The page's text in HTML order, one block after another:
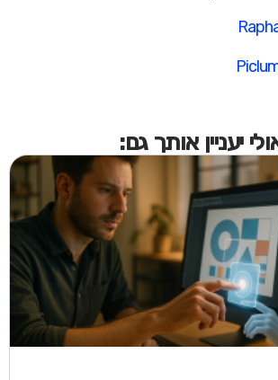
יעניין אותך גם: